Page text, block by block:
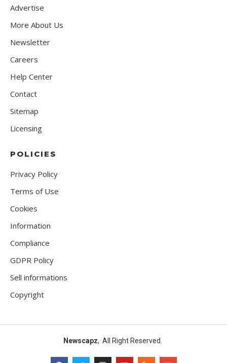
Advertise
More About Us
Newsletter
Careers
Help Center
Contact
Sitemap
Licensing
POLICIES
Privacy Policy
Terms of Use
Cookies
Information
Compliance
GDPR Policy
Sell informations
Copyright
Newscapz, All Right Reserved.